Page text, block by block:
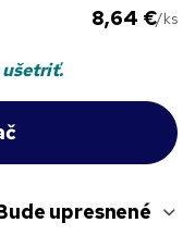
8,64 €/ks
ušetriť.
upresnené